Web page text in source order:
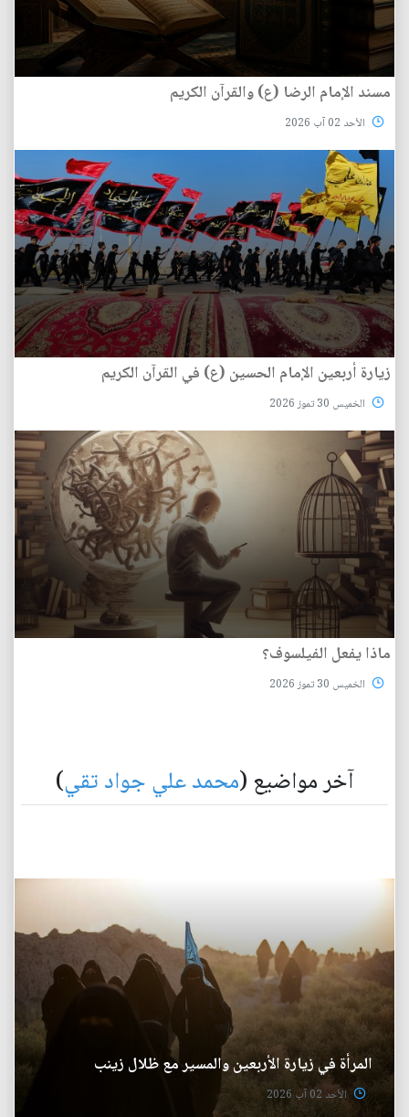
مسند الإمام الرضا (ع) والقرآن الكريم
الأحد 02 آب 2026
زيارة أربعين الإمام الحسين (ع) في القرآن الكريم
الخميس 30 تموز 2026
ماذا يفعل الفيلسوف؟
الخميس 30 تموز 2026
آخر مواضيع (محمد علي جواد تقي)
المرأة في زيارة الأربعين والمسير مع ظلال زينب
الأحد 02 آب 2026